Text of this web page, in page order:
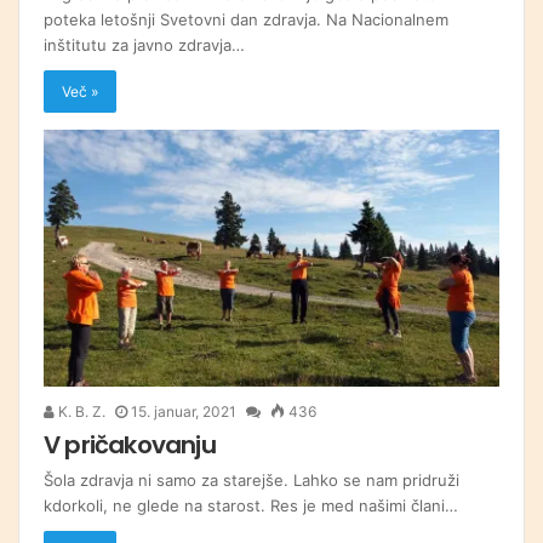
poteka letošnji Svetovni dan zdravja. Na Nacionalnem
inštitutu za javno zdravja…
Več »
K. B. Z. 15. januar, 2021 436
V pričakovanju
Šola zdravja ni samo za starejše. Lahko se nam pridruži
kdorkoli, ne glede na starost. Res je med našimi člani…